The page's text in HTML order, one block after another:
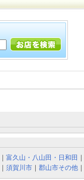
｜ 富久山・八山田・日和田 ｜
｜ 須賀川市 ｜ 郡山市その他 ｜